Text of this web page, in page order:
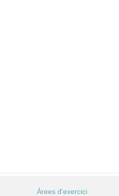
Àrees d'exercici